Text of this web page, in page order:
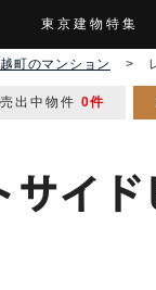
東京建物特集
町のマンション >
売出中物件 0件
サイ